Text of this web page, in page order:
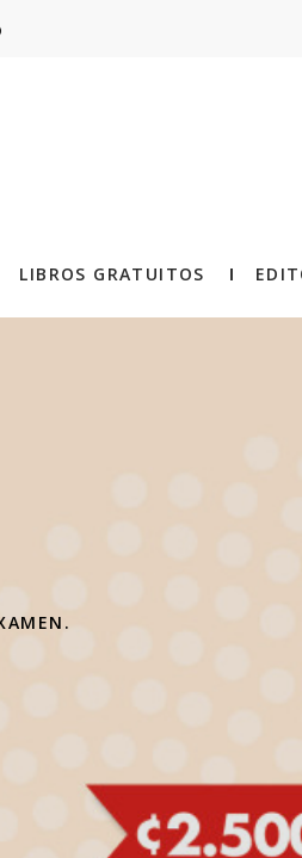
LIBROS GRATUITOS